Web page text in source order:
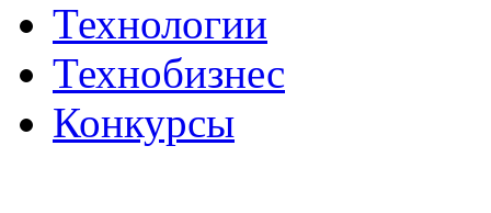
Технологии
Технобизнес
Конкурсы